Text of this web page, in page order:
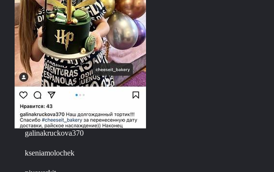
galinakruckova370
kseniamolochek